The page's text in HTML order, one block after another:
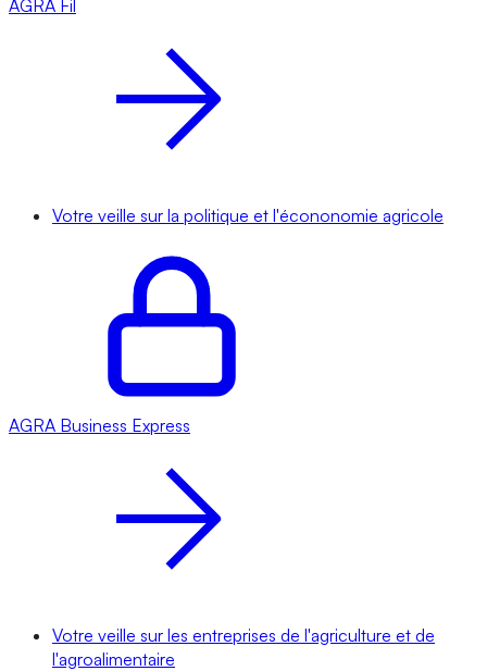
AGRA Fil
Votre veille sur la politique et l'écononomie agricole
AGRA Business Express
Votre veille sur les entreprises de l'agriculture et de
l'agroalimentaire